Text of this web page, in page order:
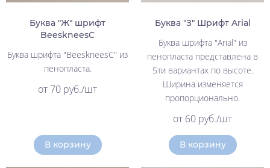
Буква "Ж" шрифт
BeeskneesC
Буква шрифта "BeeskneesC" из
пенопласта.
от 70 руб./шт
В корзину
Буква "З" Шрифт Arial
Буква шрифта "Arial" из
пенопласта представлена в
5ти вариантах по высоте.
Ширина изменяется
пропорционально.
от 60 руб./шт
В корзину